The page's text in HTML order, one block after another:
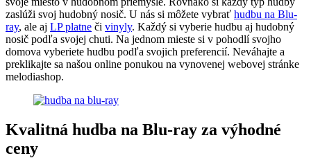
zaslúži svoj hudobný nosič. U nás si môžete vybrať hudbu na Blu-
ray, ale aj LP platne či vinyly. Každý si vyberie hudbu aj hudobný
nosič podľa svojej chuti. Na jednom mieste si v pohodlí svojho
domova vyberiete hudbu podľa svojich preferencií. Neváhajte a
preklikajte sa našou online ponukou na vynovenej webovej stránke
melodiashop.
Kvalitná hudba na Blu-ray za výhodné
ceny